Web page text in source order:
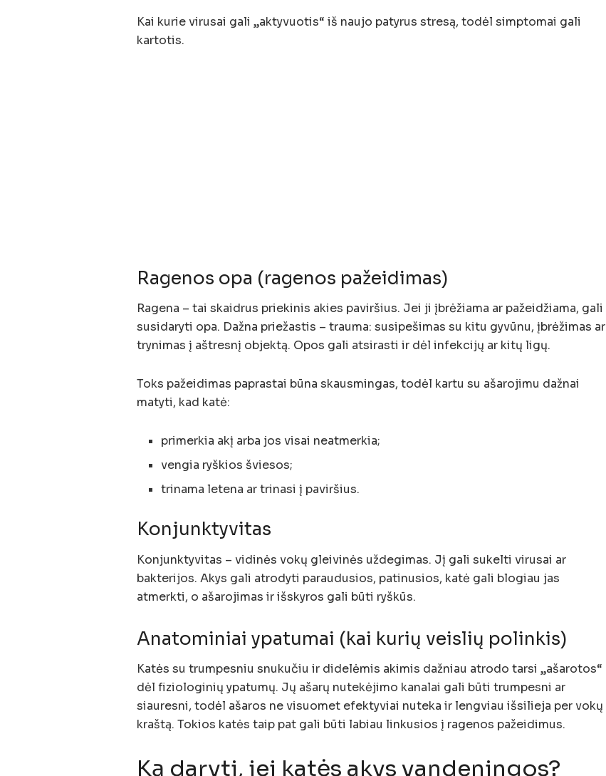
Kai kurie virusai gali „aktyvuotis“ iš naujo patyrus stresą, todėl simptomai gali
kartotis.
Ragenos opa (ragenos pažeidimas)
Ragena – tai skaidrus priekinis akies paviršius. Jei ji įbrėžiama ar pažeidžiama, gali
susidaryti opa. Dažna priežastis – trauma: susipešimas su kitu gyvūnu, įbrėžimas ar
trynimas į aštresnį objektą. Opos gali atsirasti ir dėl infekcijų ar kitų ligų.
Toks pažeidimas paprastai būna skausmingas, todėl kartu su ašarojimu dažnai
matyti, kad katė:
primerkia akį arba jos visai neatmerkia;
vengia ryškios šviesos;
trinama letena ar trinasi į paviršius.
Konjunktyvitas
Konjunktyvitas – vidinės vokų gleivinės uždegimas. Jį gali sukelti virusai ar
bakterijos. Akys gali atrodyti paraudusios, patinusios, katė gali blogiau jas
atmerkti, o ašarojimas ir išskyros gali būti ryškūs.
Anatominiai ypatumai (kai kurių veislių polinkis)
Katės su trumpesniu snukučiu ir didelėmis akimis dažniau atrodo tarsi „ašarotos“
dėl fiziologinių ypatumų. Jų ašarų nutekėjimo kanalai gali būti trumpesni ar
siauresni, todėl ašaros ne visuomet efektyviai nuteka ir lengviau išsilieja per vokų
kraštą. Tokios katės taip pat gali būti labiau linkusios į ragenos pažeidimus.
Ką daryti, jei katės akys vandeningos?